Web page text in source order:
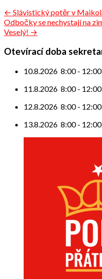
Navigace
pro
← Slávistický potěr v
Odbočky se nechystají na
Veselý! →
Otevírací doba
10.8.2026 8:00- 12:00
11.8.2026 8:00- 12:00
12.8.2026 8:00- 12:00
13.8.2026 8:00- 12:00